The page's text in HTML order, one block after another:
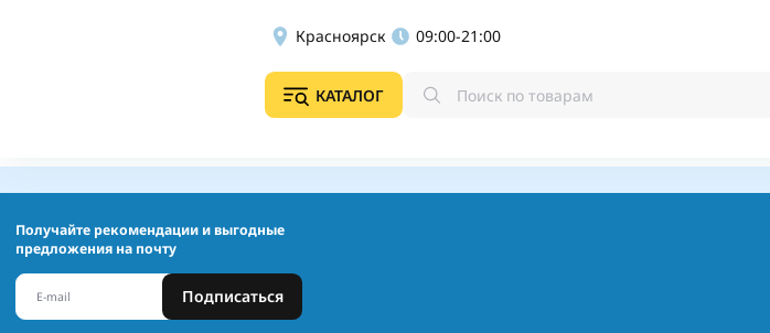
Красноярск 09:00-21:00
КАТАЛОГ
Получайте рекомендации и выгодные
предложения на почту
Подписаться